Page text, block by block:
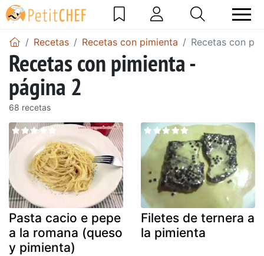
Recetas Recetas con pimienta Recetas con
Recetas con pimienta -
página 2
68 recetas
Pasta cacio e pepe
a la romana (queso
y pimienta)
Filetes de ternera a
la pimienta